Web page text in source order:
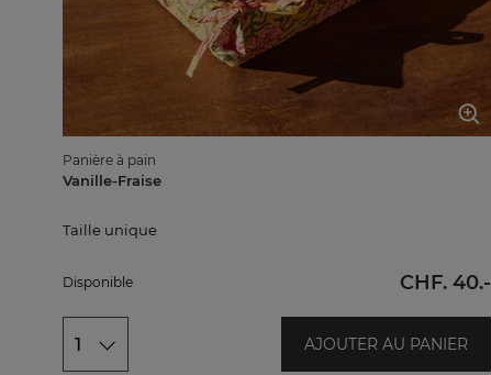
Panière à pain
Vanille-Fraise
Taille unique
Disponible CHF. 40.-
1 AJOUTER AU PANIER